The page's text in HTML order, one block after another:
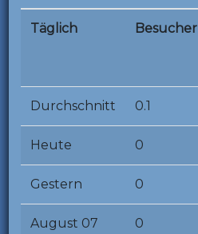
Täglich Besucher
Durchschnitt 0.1
Heute 0
Gestern 0
August 07 0